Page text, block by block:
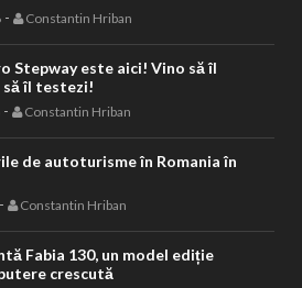
- Constantin Hriban
Stepway este aici! Vino să îl
să îl testezi!
- Constantin Hriban
de autoturisme în Romania în
- Constantin Hriban
Fabia 130, un model ediție
crescută